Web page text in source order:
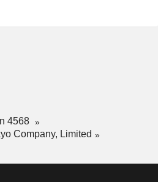
4568
Company, Limited